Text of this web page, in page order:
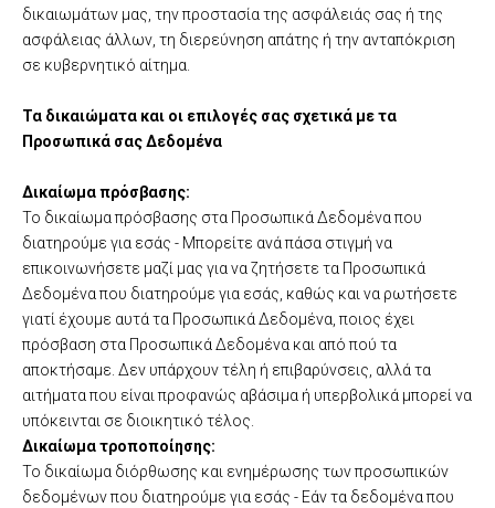
δικαιωμάτων μας, την προστασία της ασφάλειάς σας ή της
ασφάλειας άλλων, τη διερεύνηση απάτης ή την ανταπόκριση
σε κυβερνητικό αίτημα.
Τα δικαιώματα και οι επιλογές σας σχετικά με τα
Προσωπικά σας Δεδομένα
Δικαίωμα πρόσβασης:
Το δικαίωμα πρόσβασης στα Προσωπικά Δεδομένα που
διατηρούμε για εσάς - Μπορείτε ανά πάσα στιγμή να
επικοινωνήσετε μαζί μας για να ζητήσετε τα Προσωπικά
Δεδομένα που διατηρούμε για εσάς, καθώς και να ρωτήσετε
γιατί έχουμε αυτά τα Προσωπικά Δεδομένα, ποιος έχει
πρόσβαση στα Προσωπικά Δεδομένα και από πού τα
αποκτήσαμε. Δεν υπάρχουν τέλη ή επιβαρύνσεις, αλλά τα
αιτήματα που είναι προφανώς αβάσιμα ή υπερβολικά μπορεί να
υπόκεινται σε διοικητικό τέλος.
Δικαίωμα τροποποίησης:
Το δικαίωμα διόρθωσης και ενημέρωσης των προσωπικών
δεδομένων που διατηρούμε για εσάς - Εάν τα δεδομένα που